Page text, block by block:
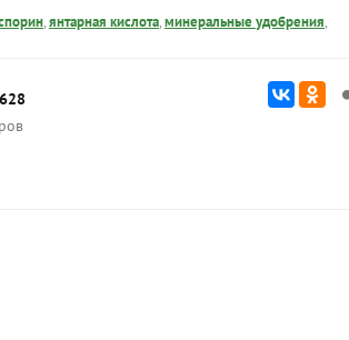
,янтарная кислота,минеральные удобрения,